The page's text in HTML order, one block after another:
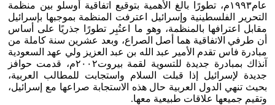
عام١٩٩٣م، تطورًا بالغ الأهمية بتوقيع اتفاقية أوسلو بين منظمة
التحرير الفلسطينية وإسرائيل اعترفت المنظمة بموجبها بإسرائيل
مقابل اعترافها بالمنظمة، وهو ما اعتُبِر تطورًا جذريًا على أساس
أن طرفي الاتفاقية هما أصل الصراع، وبعد عشرين سنة كاملة من
مبادرة فاس تقدم الأمير عبد الله بن عبد العزيز ولي عهد السعودية
آنذاك بمبادرة جديدة للتسوية لقمة بيروت٢٠٠٢م، قدمت حوافز
جديدة لإسرائيل إذا قبلت السلام واستجابت للمطالب العربية،
بحيث تنهي الدول العربية حال هذه الاستجابة صراعها مع إسرائيل،
وتقيم جميعها علاقات طبيعية معها.